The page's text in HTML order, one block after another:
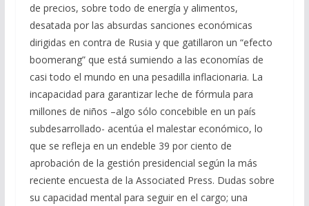
de precios, sobre todo de energía y alimentos,
desatada por las absurdas sanciones económicas
dirigidas en contra de Rusia y que gatillaron un “efecto
boomerang” que está sumiendo a las economías de
casi todo el mundo en una pesadilla inflacionaria. La
incapacidad para garantizar leche de fórmula para
millones de niños –algo sólo concebible en un país
subdesarrollado- acentúa el malestar económico, lo
que se refleja en un endeble 39 por ciento de
aprobación de la gestión presidencial según la más
reciente encuesta de la Associated Press. Dudas sobre
su capacidad mental para seguir en el cargo; una